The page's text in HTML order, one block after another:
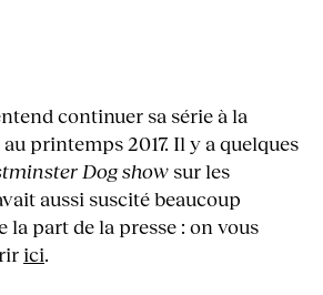
continuer sa série à la
printemps 2017. Il y a quelques
Dog show sur les
aussi suscité beaucoup
la part de la presse : on vous
ici.